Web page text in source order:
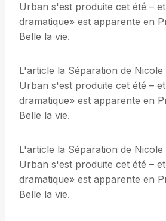
Urban s'est produite cet été –
dramatique» est apparente en
Belle la vie.
L'article la Séparation de Nicole
Urban s'est produite cet été –
dramatique» est apparente en
Belle la vie.
L'article la Séparation de Nicole
Urban s'est produite cet été –
dramatique» est apparente en
Belle la vie.